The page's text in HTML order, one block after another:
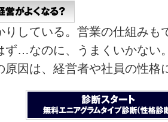
りしている。営業の仕組みも
ず…なのに、うまくいかない
原因は、経営者や社員の性格